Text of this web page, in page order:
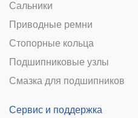
Сальники
Приводные ремни
Стопорные кольца
Подшипниковые узлы
Смазка для подшипников
Сервис и поддержка